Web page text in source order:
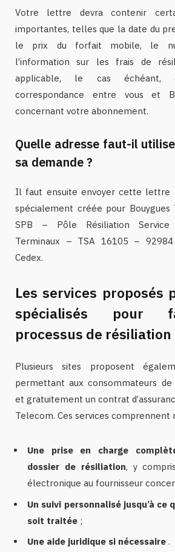
Votre lettre devra contenir
importantes, telles que la date du
le prix du forfait mobile, le
l’information sur les frais de
applicable, le cas
correspondance entre vous et
concernant votre abonnement.
Quelle adresse faut-il
sa demande ?
Il faut ensuite envoyer cette lettre
spécialement créée pour Bouygues
SPB – Pôle Résiliation
Terminaux – TSA 16105 –
Cedex.
Les services proposés
spécialisés pour
processus de résiliation
Plusieurs sites proposent
permettant aux consommateurs
et gratuitement un contrat
Telecom. Ces services comprennent
Une prise en charge
dossier de résiliation, y
électronique au fournisseur
Un suivi personnalisé jusqu’à ce
soit traitée ;
Une aide juridique si nécessaire .